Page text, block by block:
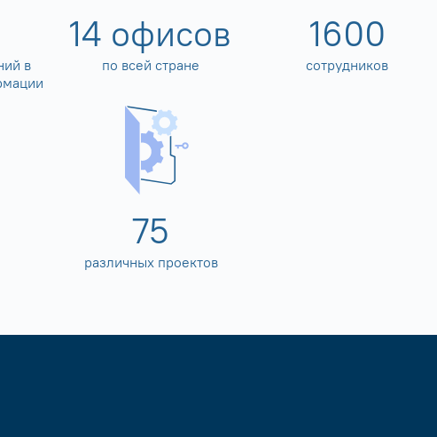
в
14 офисов
по всей стране
1600
сотрудников
80
различных проектов